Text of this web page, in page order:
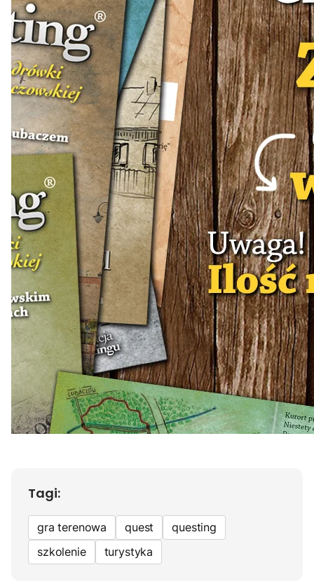
Tagi:
gra terenowa quest
questing
szkolenie
turystyka